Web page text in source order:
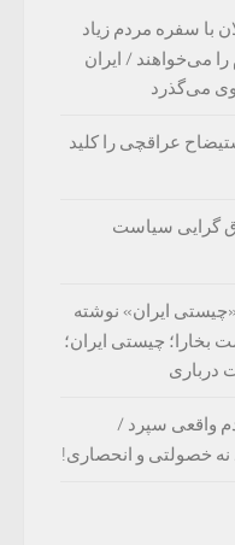
با سفره مردم زیاد
می‌خواهند / ایران
می‌گذرد
عراقچی را کلید
گرایی سیاست
ایران» نوشته
چیستی ایران؛
درباری
واقعی سپرد /
نه خصولتی و انحصاری!